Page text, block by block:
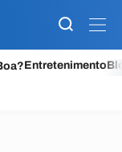
Entretenimento